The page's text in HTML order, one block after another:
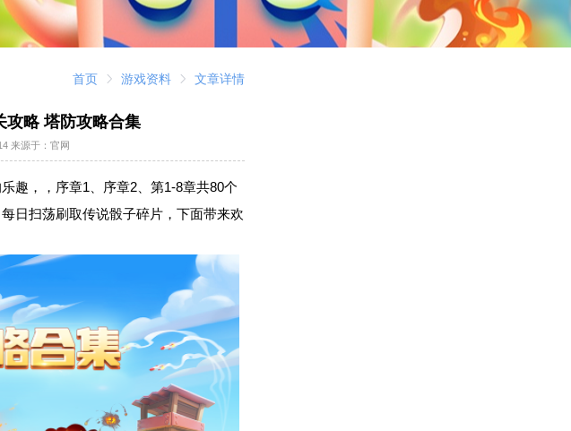
首页 游戏资料 文章详情
攻略 塔防攻略合集
来源于：官网
趣，，序章1、序章2、第1-8章共80个
日扫荡刷取传说骰子碎片，下面带来欢